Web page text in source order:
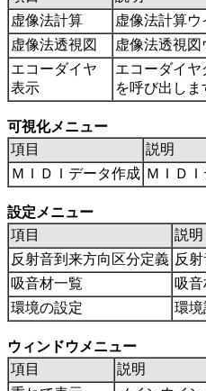
虚像法計算
虚像法計算ウ
虚像法透視図
虚像法透視
エコーダイヤ
表示
エコーダイ
を呼び出しま
可視化メニュー
項目
説明
ＭＩＤＩデータ作成 ＭＩＤ
設定メニュー
項目
説明
反射音到来方向区分定義 反
吸音材一覧
吸
環境の設定
環
ウィンドウメニュー
項目
説明